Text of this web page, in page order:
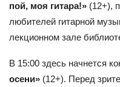
пой, моя гитара!» (12+),
любителей гитарной
лекционном зале
В 15:00 здесь начнется
осени» (12+). Перед